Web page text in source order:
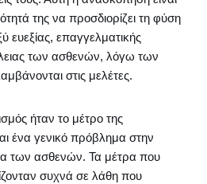
της να προσδιορίζει τη φύση
ευεξίας, επαγγελματικής
των ασθενών, λόγω των
στις μελέτες.
ήταν το μέτρο της
ένα γενικό πρόβλημα στην
των ασθενών. Τα μέτρα που
συχνά σε λάθη που